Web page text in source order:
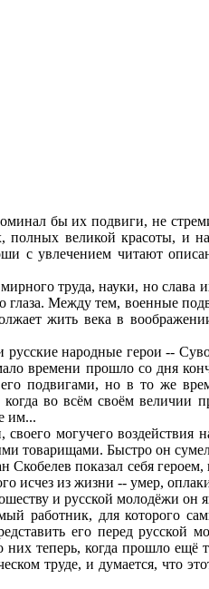
бы их подвиги, не
великой красоты, и
с увлечением читают
труда, науки, но
глаза. Между тем, военные
жить века в
народные герои --
времени прошло со дня
подвигами, но в то же
во всём своём величии
им...
могучего
товарищами. Быстро он
показал себя героем,
исчез из жизни -- умер,
и русской молодёжи он
работник, для которого
его перед русской
теперь, когда прошло ещё
труде, и думается, что